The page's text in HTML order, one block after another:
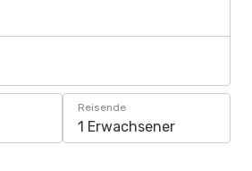
Reisende
1 Erwachsener